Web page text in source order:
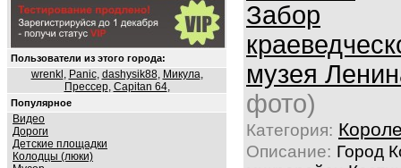
Пользователи из этого города:
wrenkl , Panic, dashysik88, Микула,
Прессер, Capitan 64,
Популярное
Видео
Дороги
Детские площадки
Колодцы (люки)
Забор
музея
фото)
Категория:
Описание: Город